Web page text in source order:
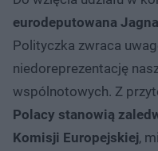
eurodeputowana
Polityczka zwraca
niedoreprezentację
wspólnotowych. Z
Polacy stanowią
Komisji Europejskiej,